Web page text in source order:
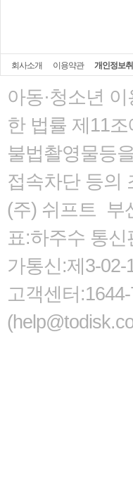
회사소개 이용약관 개인정보
아동·청소년
한 법률 제11
불법촬영물등
접속차단 등의
(주) 쉬프트 부
표:하주수 통
가통신:제3-02-
고객센터